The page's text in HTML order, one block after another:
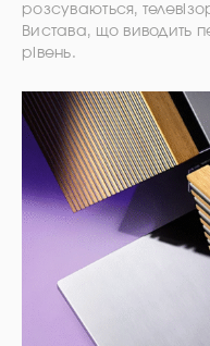
розсуваються,
Вистава, що виводить
рівень.